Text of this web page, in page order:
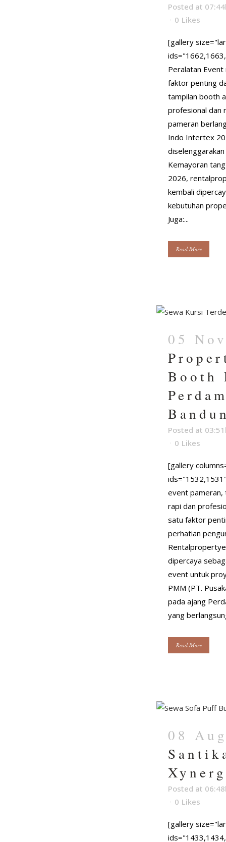
Posted at
0 Likes
[gallery
Peralatan
faktor penting
tampilan booth
profesional dan
pameran
Indo Intertex
diselenggarakan
Kemayoran
2026,
kembali
kebutuhan
Juga:...
Read More
05
Booth
Posted at
0 Likes
[gallery
event pameran,
rapi dan
satu faktor
perhatian
dipercaya
event untuk
PMM (PT.
pada ajang
yang
Read More
08
Posted at
0 Likes
[gallery